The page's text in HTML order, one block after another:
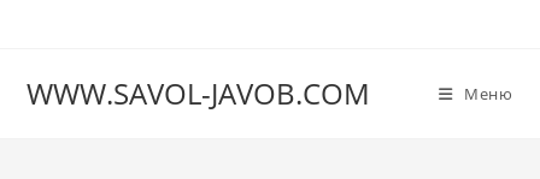
WWW.SAVOL-JAVOB.COM Меню